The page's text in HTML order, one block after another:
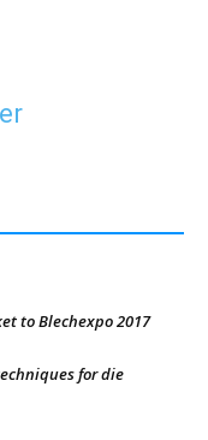
to Blechexpo 2017
for die